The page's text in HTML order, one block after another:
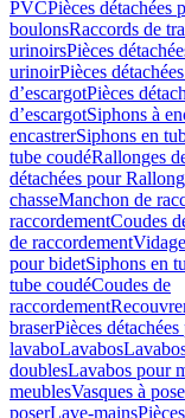
PVCPièces détachées
boulonsRaccords de
urinoirsPièces
urinoirPièces
d’escargotPièces
d’escargotSiphons à
encastrerSiphons en
tube coudéRallonges
détachées pour
chasseManchon de
raccordementCoudes
de raccordement
pour bidetSiphons en
tube coudéCoudes de
raccordement
braserPièces
lavaboLavabos
doublesLavabos pour
meublesVasques à
poserLave-mains